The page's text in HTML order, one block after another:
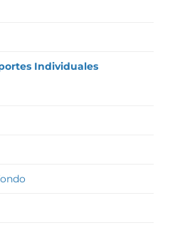
Individuales